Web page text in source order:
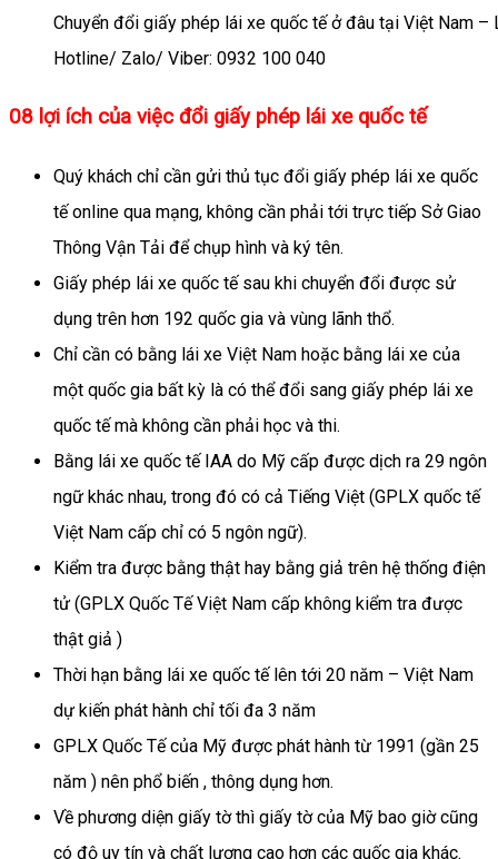
Chuyển đổi giấy phép lái xe quốc tế ở đâu tại Việt Nam –
Hotline/ Zalo/ Viber: 0932 100 040
08 lợi ích của việc đổi giấy phép lái xe quốc tế
Quý khách chỉ cần gửi thủ tục đổi giấy phép lái xe quốc
tế online qua mạng, không cần phải tới trực tiếp Sở Giao
Thông Vận Tải để chụp hình và ký tên.
Giấy phép lái xe quốc tế sau khi chuyển đổi được sử
dụng trên hơn 192 quốc gia và vùng lãnh thổ.
Chỉ cần có bằng lái xe Việt Nam hoặc bằng lái xe của
một quốc gia bất kỳ là có thể đổi sang giấy phép lái xe
quốc tế mà không cần phải học và thi.
Bằng lái xe quốc tế IAA do Mỹ cấp được dịch ra 29 ngôn
ngữ khác nhau, trong đó có cả Tiếng Việt (GPLX quốc tế
Việt Nam cấp chỉ có 5 ngôn ngữ).
Kiểm tra được bằng thật hay bằng giả trên hệ thống điện
tử (GPLX Quốc Tế Việt Nam cấp không kiểm tra được
thật giả )
Thời hạn bằng lái xe quốc tế lên tới 20 năm – Việt Nam
dự kiến phát hành chỉ tối đa 3 năm
GPLX Quốc Tế của Mỹ được phát hành từ 1991 (gần 25
năm ) nên phổ biến , thông dụng hơn.
Về phương diện giấy tờ thì giấy tờ của Mỹ bao giờ cũng
có độ uy tín và chất lượng cao hơn các quốc gia khác.